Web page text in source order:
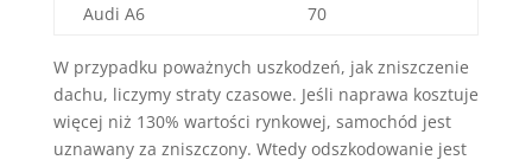
Audi A6 70
W przypadku poważnych uszkodzeń, jak zniszczenie
dachu, liczymy straty czasowe. Jeśli naprawa kosztuje
więcej niż 130% wartości rynkowej, samochód jest
uznawany za zniszczony. Wtedy odszkodowanie jest